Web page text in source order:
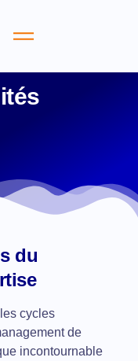
du
cycles
de
incontournable